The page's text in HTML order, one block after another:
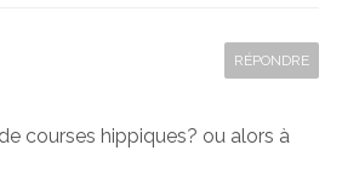
RÉPONDRE
courses hippiques? ou alors à